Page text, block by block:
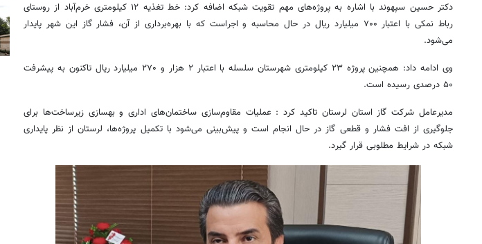
دکتر حسین سپهوند با اشاره به پروژه‌های مهم تقویت شبکه اضافه کرد: خط تغذیه ۱۲ کیلومتری خرم‌آباد از روستای
رباط نمکی با اعتبار ۷۰۰ میلیارد ریال در حال محاسبه و اجراست که با بهره‌برداری از آن، فشار گاز این شهر پایدار
می‌شود.
وی ادامه داد: همچنین پروژه ۲۳ کیلومتری شهرستان سلسله با اعتبار ۲ هزار و ۲۷۰ میلیارد ریال تاکنون به پیشرفت
۵۰ درصدی رسیده است.
مدیرعامل شرکت گاز استان لرستان تاکید کرد : عملیات مقاوم‌سازی ساختمان‌های اداری و بهسازی زیرساخت‌ها برای
جلوگیری از افت فشار و قطعی گاز در حال انجام است و پیش‌بینی می‌شود با تکمیل پروژه‌ها، لرستان از نظر پایداری
شبکه در شرایط مطلوبی قرار گیرد.